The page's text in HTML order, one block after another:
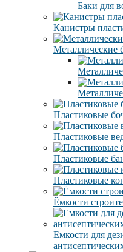
Баки для
Канистры
Металлические
Пластиковые
Пластиковые
Пластиковые
Пластиковые
Ёмкости
Емкости для